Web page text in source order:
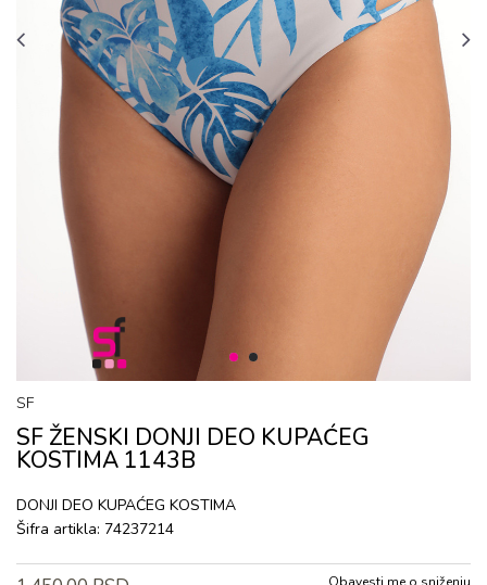
1 2
SF
SF ŽENSKI DONJI DEO KUPAĆEG
KOSTIMA 1143B
DONJI DEO KUPAĆEG KOSTIMA
Šifra artikla: 74237214